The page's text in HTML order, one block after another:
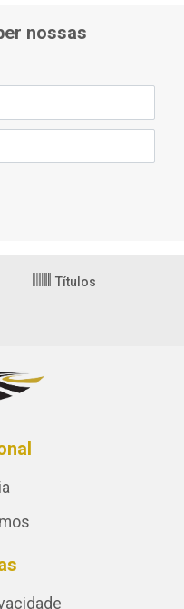
nossas
Títulos